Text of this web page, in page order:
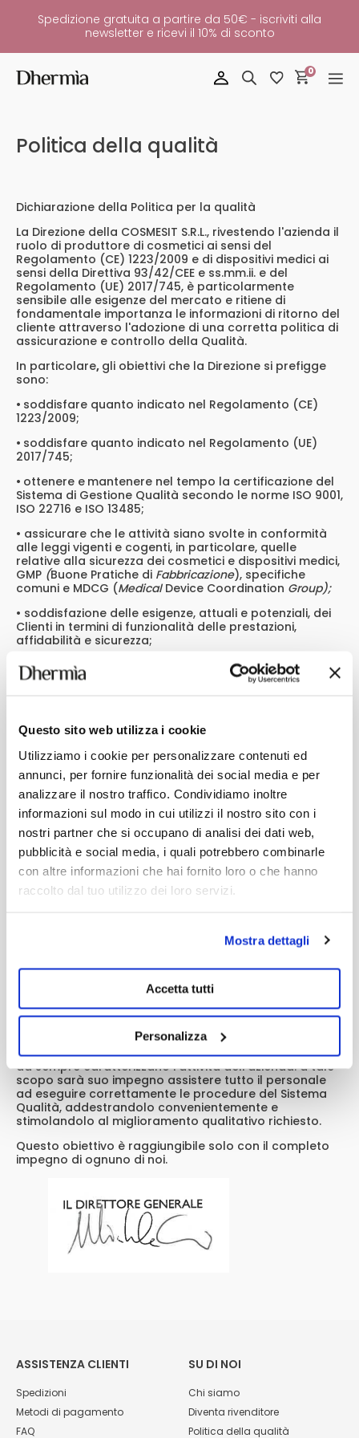
Questo sito web utilizza i cookie
Utilizziamo i cookie per personalizzare contenuti ed
annunci, per fornire funzionalità dei social media e per
analizzare il nostro traffico. Condividiamo inoltre
informazioni sul modo in cui utilizzi il nostro sito con i
nostri partner che si occupano di analisi dei dati web,
pubblicità e social media, i quali potrebbero combinarle
con altre informazioni che hai fornito loro o che hanno
raccolto dal tuo utilizzo dei loro servizi.
Mostra dettagli
Accetta tutti
Personalizza
Spedizione gratuita a partire da 50€ - iscriviti alla
newsletter e ricevi il 10% di sconto
0
Politica della qualità
Dichiarazione della Politica per la qualità
La Direzione della COSMESIT S.R.L., rivestendo l'azienda il
ruolo di produttore di cosmetici ai sensi del
Regolamento (CE) 1223/2009 e di dispositivi medici ai
sensi della Direttiva 93/42/CEE e ss.mm.ii. e del
Regolamento (UE) 2017/745, è particolarmente
sensibile alle esigenze del mercato e ritiene di
fondamentale importanza le informazioni di ritorno del
cliente attraverso l'adozione di una corretta politica di
assicurazione e controllo della Qualità.
In particolare, gli obiettivi che la Direzione si prefigge
sono:
• soddisfare quanto indicato nel Regolamento (CE)
1223/2009;
• soddisfare quanto indicato nel Regolamento (UE)
2017/745;
• ottenere e mantenere nel tempo la certificazione del
Sistema di Gestione Qualità secondo le norme ISO 9001,
ISO 22716 e ISO 13485;
• assicurare che le attività siano svolte in conformità
alle leggi vigenti e cogenti, in particolare, quelle
relative alla sicurezza dei cosmetici e dispositivi medici,
GMP (Buone Pratiche di Fabbricazione), specifiche
comuni e MDCG (Medical Device Coordination Group);
• soddisfazione delle esigenze, attuali e potenziali, dei
Clienti in termini di funzionalità delle prestazioni,
affidabilità e sicurezza;
qualità, miglioramento continuo e sicurezza del
prodotto commercializzato;
commercializzato;
• responsabilità del proprio lavoro;
• impegno mirato al soddisfacimento dei requisiti ed al
mantenimento dell'efficacia del Sistema di Gestione
per la Qualità e dei suoi processi;
•valutazione periodica atta ad individuare il grado di
soddisfazione dei clienti, relativamente ai
servizi/prodotti forniti;
valutazione del rischio e delle opportunità aziendali.
impegnata in continue ricerche di mercato per
l'aggiornamento dei propri prodotti e processi,
fornitori.
Tale politica contribuirà in modo determinante a
garantire la serietà,la professionalità e l'efficienza che
da sempre caratterizzano l'attività dell'azienda: a tale
scopo sarà suo impegno assistere tutto il personale
ad eseguire correttamente le procedure del Sistema
Qualità, addestrandolo convenientemente e
stimolandolo al miglioramento qualitativo richiesto.
Questo obiettivo è raggiungibile solo con il completo
impegno di ognuno di noi.
ASSISTENZA CLIENTI
Spedizioni
Metodi di pagamento
FAQ
SU DI NOI
Chi siamo
Diventa rivenditore
Politica della qualità